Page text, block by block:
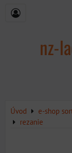
nz-
Úvod e-shop
rezanie